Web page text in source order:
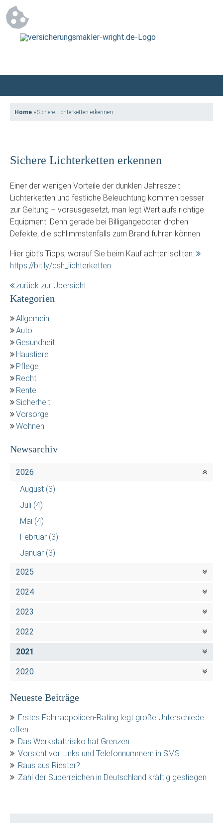
Home » Sichere Lichterketten erkennen
Sichere Lichterketten erkennen
Einer der wenigen Vorteile der dunklen Jahreszeit:
Lichterketten und festliche Beleuchtung kommen besser
zur Geltung – vorausgesetzt, man legt Wert aufs richtige
Equipment. Denn gerade bei Billigangeboten drohen
Defekte, die schlimmstenfalls zum Brand führen können.
Hier gibt’s Tipps, worauf Sie beim Kauf achten sollten:
https://bit.ly/dsh_lichterketten
zurück zur Übersicht
Kategorien
Allgemein
Auto
Gesundheit
Haustiere
Pflege
Recht
Rente
Sicherheit
Vorsorge
Wohnen
Newsarchiv
2026
August (3)
Juli (4)
Mai (4)
Februar (3)
Januar (3)
2025
2024
2023
2022
2021
2020
Neueste Beiträge
Erstes Fahrradpolicen-Rating legt große Unterschiede
offen
Das Werkstattrisiko hat Grenzen
Vorsicht vor Links und Telefonnummern in SMS
Raus aus Riester?
Zahl der Superreichen in Deutschland kräftig gestiegen